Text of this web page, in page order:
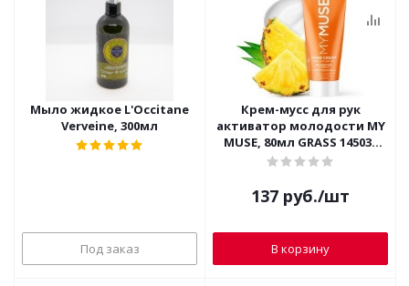
Мыло жидкое L'Occitane
Verveine, 300мл
Под заказ
Крем-мусс для рук
активатор молодости MY
MUSE, 80мл GRASS 145032
(оранжевый)
137 руб./шт
В корзину